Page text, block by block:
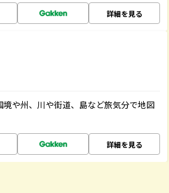
詳細を見る
や州、川や街道、島など旅気分で地図
詳細を見る